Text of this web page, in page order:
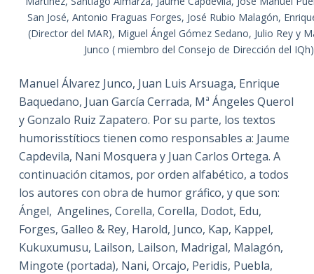
San José, Antonio Fraguas Forges, José Rubio Malagón,
(Director del MAR), Miguel Ángel Gómez Sedano, Julio Rey y
Junco ( miembro del Consejo de Dirección del
Manuel Álvarez Junco, Juan Luis Arsuaga, Enrique
Baquedano, Juan García Cerrada, Mª Ángeles Querol
y Gonzalo Ruiz Zapatero. Por su parte, los textos
humorisstítiocs tienen como responsables a: Jaume
Capdevila, Nani Mosquera y Juan Carlos Ortega. A
continuación citamos, por orden alfabético, a todos
los autores con obra de humor gráfico, y que son:
Ángel, Angelines, Corella, Corella, Dodot, Edu,
Forges, Galleo & Rey, Harold, Junco, Kap, Kappel,
Kukuxumusu, Lailson, Lailson, Madrigal, Malagón,
Mingote (portada), Nani, Orcajo, Peridis, Puebla,